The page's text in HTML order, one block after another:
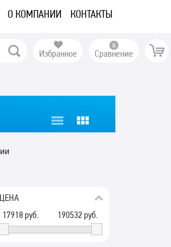
О КОМПАНИИ КОНТАКТЫ
Избранное Сравнение
ЦЕНА
190532руб.
17918руб.